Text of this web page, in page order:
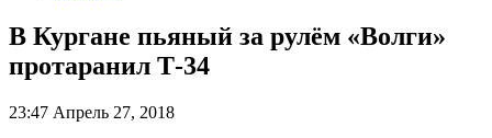
В Кургане пьяный за рулём «Волги»
протаранил Т-34
23:47 Апрель 27, 2018